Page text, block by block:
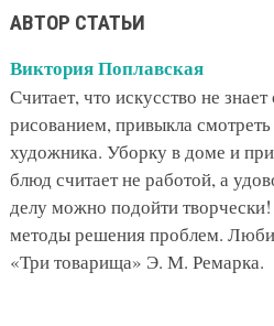
АВТОР СТАТЬИ
Виктория Поплавская
Считает, что искусство не
рисованием, привыкла
художника. Уборку в доме и
блюд считает не работой, а
делу можно подойти
методы решения проблем.
«Три товарища» Э. М. Ремарка.